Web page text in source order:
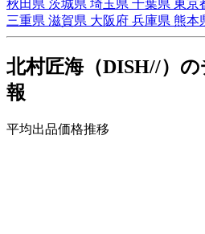
秋田県 茨城県 埼玉県 千葉県 東京
三重県 滋賀県 大阪府 兵庫県 熊本
北村匠海（DISH//）
報
平均出品価格推移